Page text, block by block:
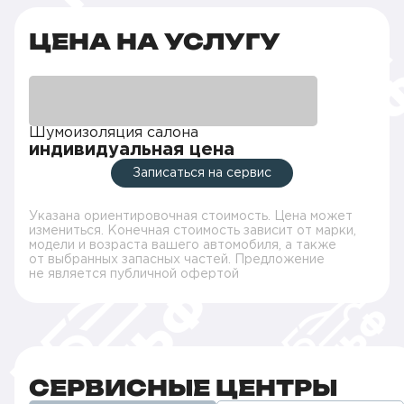
ЦЕНА НА УСЛУГУ
Шумоизоляция салона
индивидуальная цена
Записаться на сервис
Указана ориентировочная стоимость. Цена может
измениться. Конечная стоимость зависит от марки,
модели и возраста вашего автомобиля, а также
от выбранных запасных частей. Предложение
не является публичной офертой
СЕРВИСНЫЕ ЦЕНТРЫ